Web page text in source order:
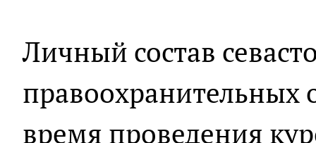
Личный состав
правоохранительных
время проведения